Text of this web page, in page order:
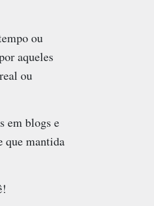
ou
aqueles
ou
em blogs e
que mantida